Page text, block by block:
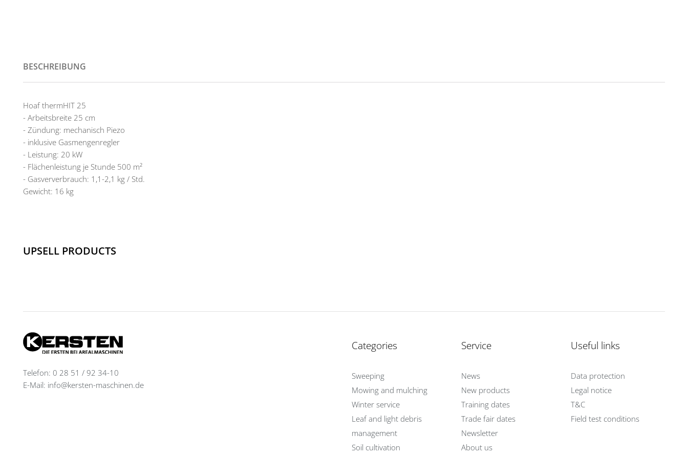
BESCHREIBUNG
Hoaf thermHIT 25
- Arbeitsbreite 25 cm
- Zündung: mechanisch Piezo
- inklusive Gasmengenregler
- Leistung: 20 kW
- Flächenleistung je Stunde 500 m²
- Gasververbrauch: 1,1-2,1 kg / Std.
Gewicht: 16 kg
UPSELL PRODUCTS
Telefon: 0 28 51 / 92 34-10
E-Mail: info@kersten-maschinen.de
Categories
Sweeping
Mowing and mulching
Winter service
Leaf and light debris
management
Soil cultivation
Service
News
New products
Training dates
Trade fair dates
Newsletter
About us
Useful links
Data protection
Legal notice
T&C
Field test conditions